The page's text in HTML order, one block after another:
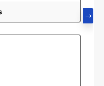
Str. 1226409
bekleidung.de